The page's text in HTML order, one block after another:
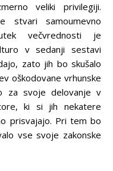
veliki privilegiji.
stvari samoumevno
večvrednosti je
v sedanji sestavi
zato jih bo skušalo
oškodovane vrhunske
za svoje delovanje v
ki si jih nekatere
prisvajajo. Pri tem bo
vse svoje zakonske